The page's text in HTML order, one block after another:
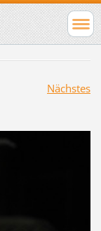
Nächstes